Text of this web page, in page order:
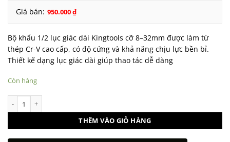
Giá bán: 950.000₫
Bộ khẩu 1/2 lục giác dài Kingtools cỡ 8–32mm được làm từ
thép Cr-V cao cấp, có độ cứng và khả năng chịu lực bền bỉ.
Thiết kế dạng lục giác dài giúp thao tác dễ dàng
Còn hàng
THÊM VÀO GIỎ HÀNG